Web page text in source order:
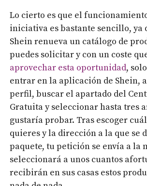
Lo cierto es que el
iniciativa es bastante sencillo, ya
Shein renueva un catálogo de
puedes solicitar y con un coste
aprovechar esta oportunidad,
entrar en la aplicación de Shein,
perfil, buscar el apartado del
Gratuita y seleccionar hasta tres
gustaría probar. Tras escoger
quieres y la dirección a la que se
paquete, tu petición se envía a la
seleccionará a unos cuantos
recibirán en sus casas estos